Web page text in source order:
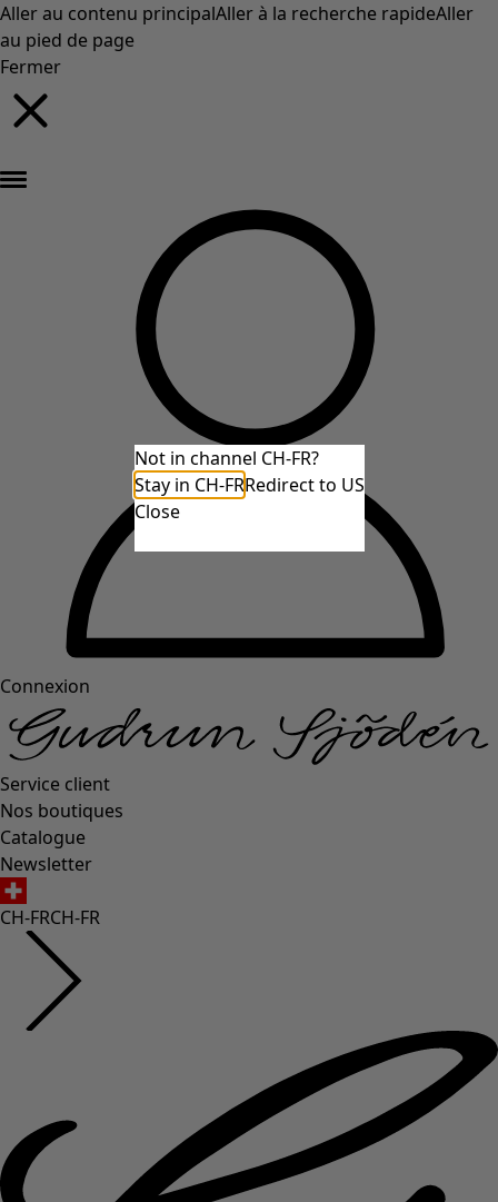
Aller au contenu principalAller à la recherche rapideAller
au pied de page
Fermer
Connexion
Service client
Nos boutiques
Catalogue
Newsletter
CH-FRCH-FR
Not in channel CH-FR?
Stay in CH-FRRedirect to US
Close